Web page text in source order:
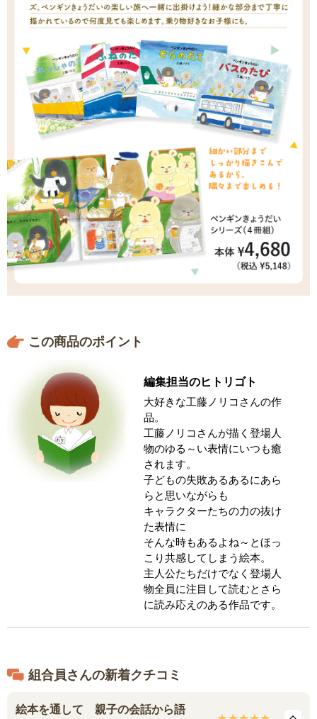
この商品のポイント
編集担当のヒトリゴト
大好きな工藤ノリコさんの作
品。
工藤ノリコさんが描く登場人
物のゆる～い表情にいつも癒
されます。
子どもの失敗あるあるにあら
らと思いながらも
キャラクターたちの力の抜け
た表情に
そんな時もあるよね～とほっ
こり共感してしまう絵本。
主人公たちだけでなく登場人
物全員に注目して読むとさら
に読み応えのある作品です。
組合員さんの新着クチコミ
絵本を通して 親子の会話から語